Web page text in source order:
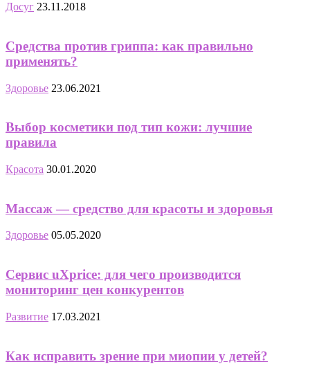
Досуг 23.11.2018
Средства против гриппа: как правильно
применять?
Здоровье 23.06.2021
Выбор косметики под тип кожи: лучшие
правила
Красота 30.01.2020
Массаж — средство для красоты и здоровья
Здоровье 05.05.2020
Сервис uXprice: для чего производится
мониторинг цен конкурентов
Развитие 17.03.2021
Как исправить зрение при миопии у детей?